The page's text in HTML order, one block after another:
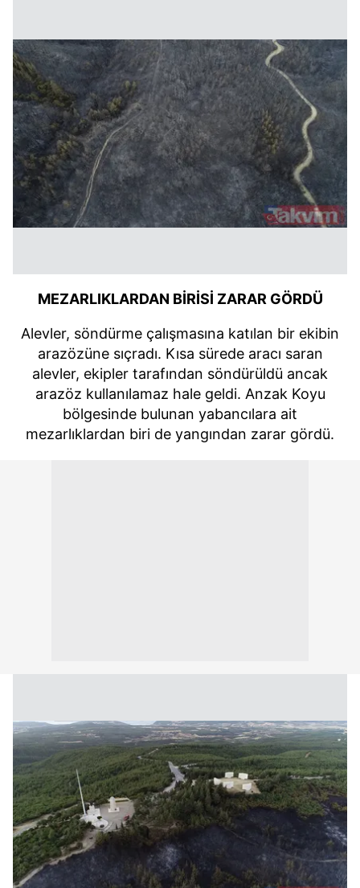
MEZARLIKLARDAN BİRİSİ ZARAR GÖRDÜ
Alevler, söndürme çalışmasına katılan bir ekibin
arazözüne sıçradı. Kısa sürede aracı saran
alevler, ekipler tarafından söndürüldü ancak
arazöz kullanılamaz hale geldi. Anzak Koyu
bölgesinde bulunan yabancılara ait
mezarlıklardan biri de yangından zarar gördü.